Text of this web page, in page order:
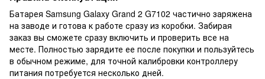
Батарея Samsung Galaxy Grand 2 G7102 частично заряжена
на заводе и готова к работе сразу из коробки. Забирая
заказ вы сможете сразу включить и проверить все на
месте. Полностью зарядите ее после покупки и пользуйтесь
в обычном режиме, для точной калибровки контроллеру
питания потребуется несколько дней.